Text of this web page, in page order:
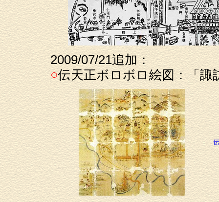
2009/07/21追加：
○伝天正ボロボロ絵図：「